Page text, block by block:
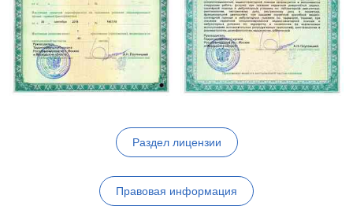
Раздел лицензии
Правовая информация